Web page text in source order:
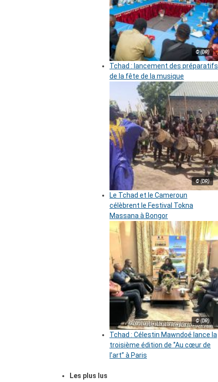
© (DR)
Tchad : lancement des préparatifs
de la fête de la musique
© (DR)
Le Tchad et le Cameroun
célèbrent le Festival Tokna
Massana à Bongor
© (DR)
Tchad : Célestin Mawndoé lance la
troisième édition de ‘’Au cœur de
l’art’’ à Paris
Les plus lus